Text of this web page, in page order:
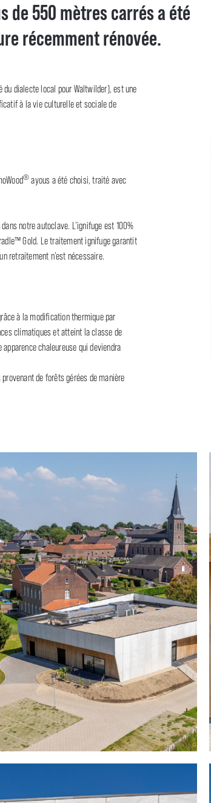
de 550 mètres carrés a été
récemment rénovée.
dialecte local pour Waltwilder), est une
à la vie culturelle et sociale de
® ayous a été choisi, traité avec
notre autoclave. L’ignifuge est 100%
Gold. Le traitement ignifuge garantit
retraitement n’est nécessaire.
à la modification thermique par
climatiques et atteint la classe de
chaleureuse qui deviendra
de forêts gérées de manière